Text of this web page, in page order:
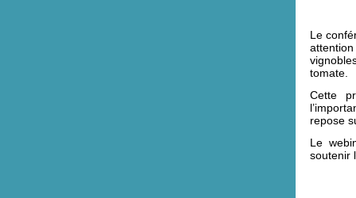
Le
tomate.
Cette
repose
Le
soutenir